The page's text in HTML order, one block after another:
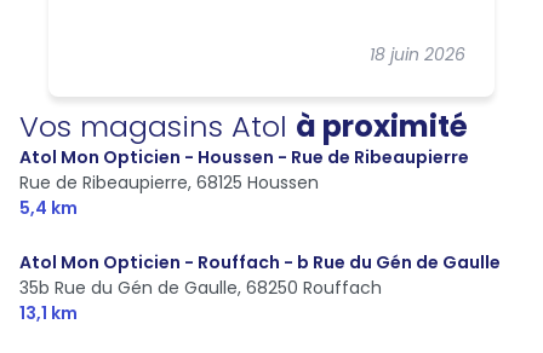
18 juin 2026
Vos magasins Atol à proximité
Atol Mon Opticien - Houssen - Rue de Ribeaupierre
Rue de Ribeaupierre, 68125 Houssen
5,4 km
Atol Mon Opticien - Rouffach - b Rue du Gén de Gaulle
35b Rue du Gén de Gaulle, 68250 Rouffach
13,1 km